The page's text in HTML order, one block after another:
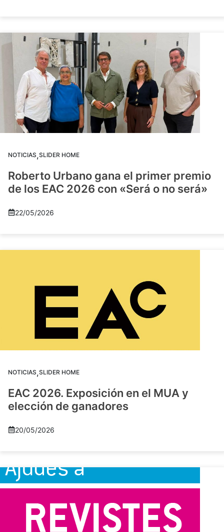
NOTICIAS,SLIDER HOME
Roberto Urbano gana el primer premio
de los EAC 2026 con «Será o no será»
22/05/2026
NOTICIAS,SLIDER HOME
EAC 2026. Exposición en el MUA y
elección de ganadores
20/05/2026